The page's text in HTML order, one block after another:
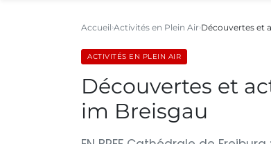
Accueil Activités en Plein Air Découvertes et
ACTIVITÉS EN PLEIN AIR
Découvertes et
im Breisgau